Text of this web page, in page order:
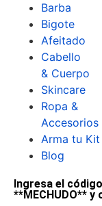
Barba
Bigote
Afeitado
Cabello
& Cuerpo
Skincare
Ropa &
Accesorios
Arma tu Kit
Blog
Ingresa el
**MECHUDO** y